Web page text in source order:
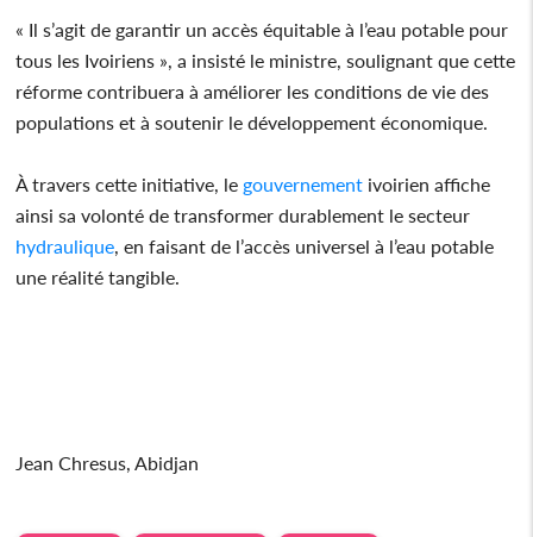
« Il s’agit de garantir un accès équitable à l’eau potable pour
tous les Ivoiriens », a insisté le ministre, soulignant que cette
réforme contribuera à améliorer les conditions de vie des
populations et à soutenir le développement économique.
À travers cette initiative, le gouvernement ivoirien affiche
ainsi sa volonté de transformer durablement le secteur
hydraulique , en faisant de l’accès universel à l’eau potable
une réalité tangible.
Jean Chresus, Abidjan